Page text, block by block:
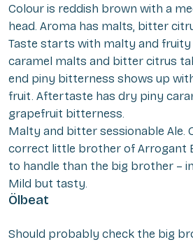
Colour is reddish brown with a
head. Aroma has malts, bitter
Taste starts with malty and
caramel malts and bitter citrus
end piny bitterness shows up
fruit. Aftertaste has dry piny
grapefruit bitterness.
Malty and bitter sessionable Ale.
correct little brother of Arrogant
to handle than the big brother –
Mild but tasty.
Ölbeat
Should probably check the big